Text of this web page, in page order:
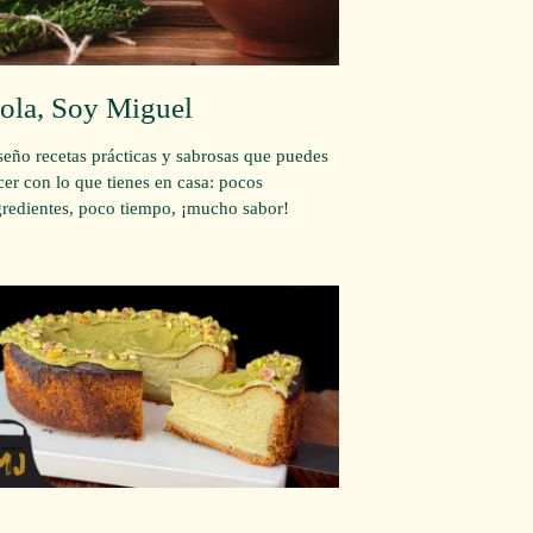
Soy Miguel
recetas prácticas y sabrosas que puedes
con lo que tienes en casa: pocos
poco tiempo, ¡mucho sabor!